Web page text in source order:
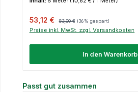
Verkaufspreis:
53,12 € 83,00 € (36% gespart)
Preise inkl. MwSt. zzgl. Versandkosten
In den Warenkorb
Produktgalerie überspringen
Passt gut zusammen